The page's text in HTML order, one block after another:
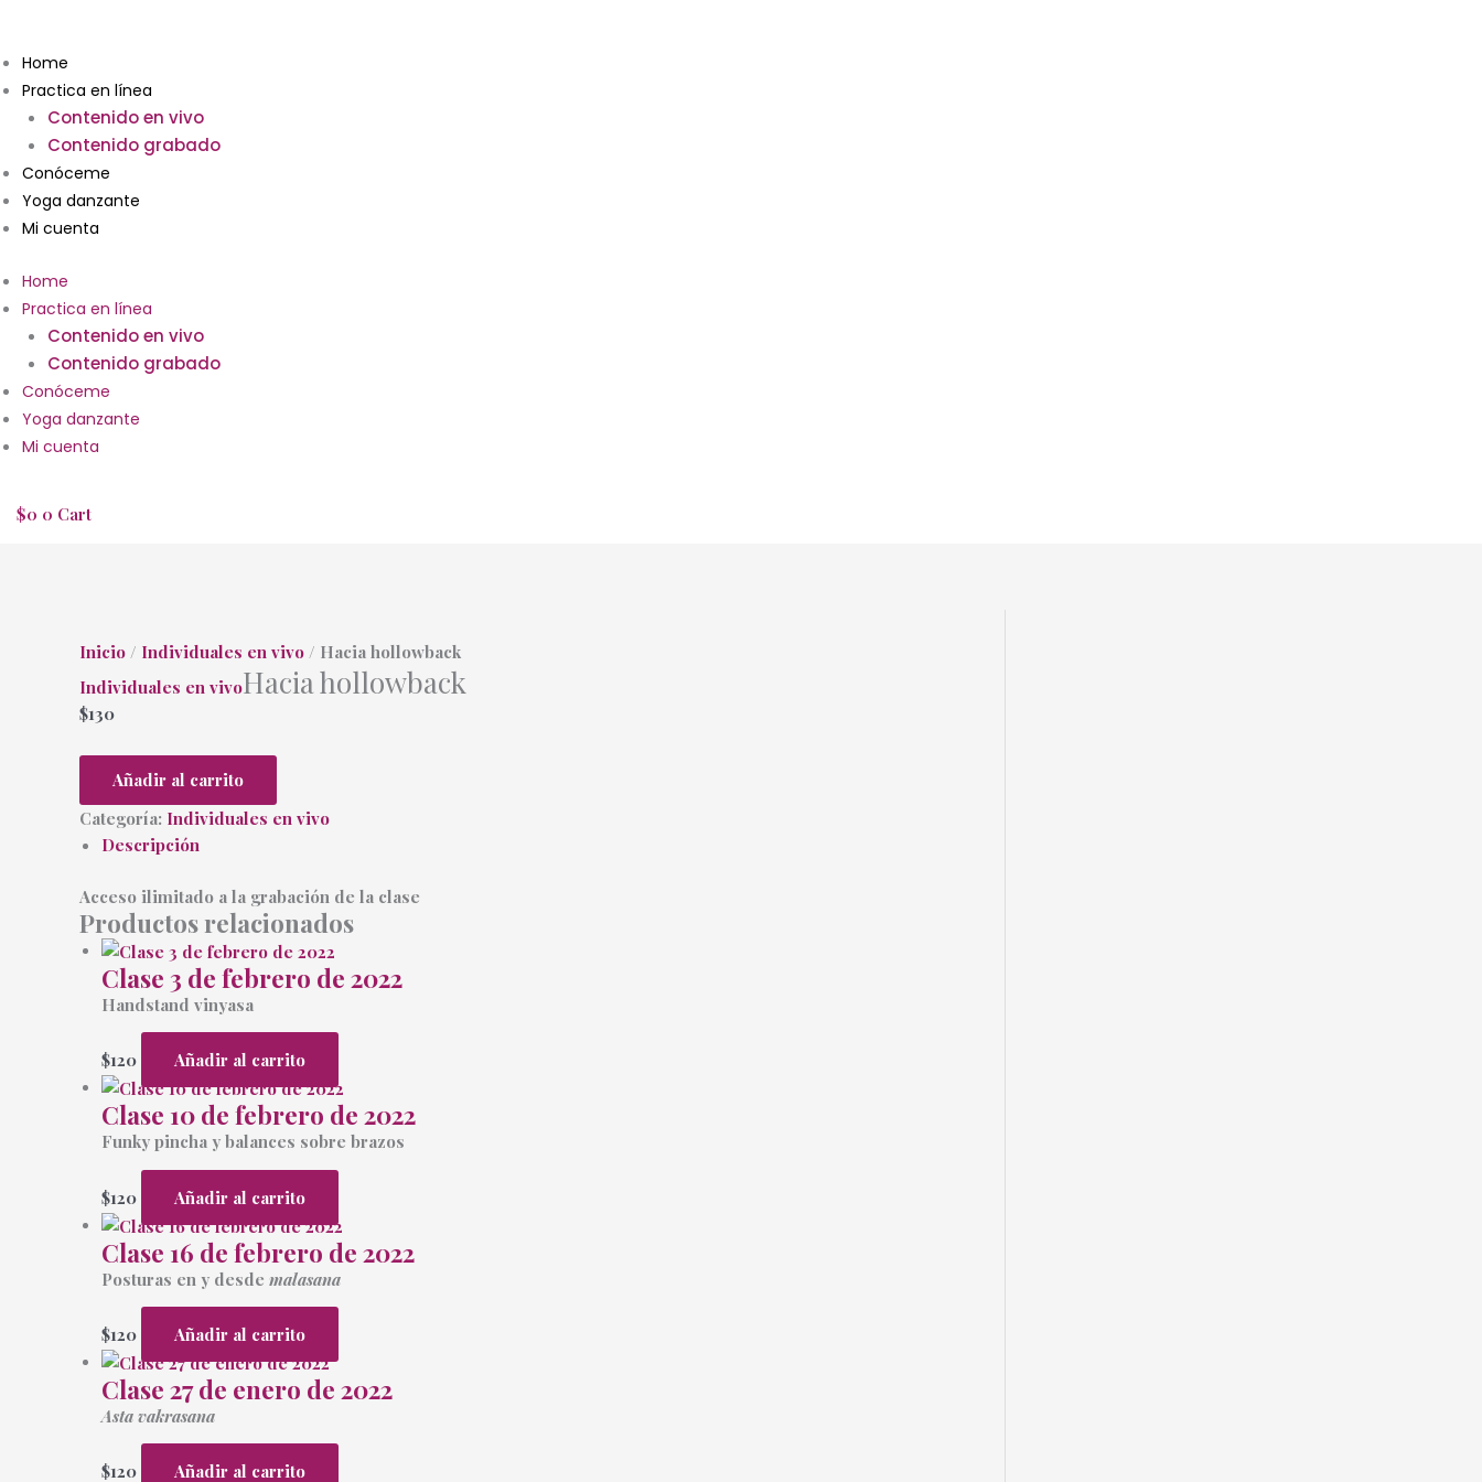
contenido
Home
Practica en línea
Contenido en vivo
Contenido grabado
Conóceme
Yoga danzante
Mi cuenta
Home
Practica en línea
Contenido en vivo
Contenido grabado
Conóceme
Yoga danzante
Mi cuenta
$0 0 Cart
Inicio / Individuales en vivo / Hacia hollowback
Individuales en vivoHacia hollowback
$130
Añadir al carrito
Categoría: Individuales en vivo
Descripción
Acceso ilimitado a la grabación de la clase
Productos relacionados
Clase 3 de febrero de 2022
Handstand vinyasa
$120 Añadir al carrito
Clase 10 de febrero de 2022
Funky pincha y balances sobre brazos
$120 Añadir al carrito
Clase 16 de febrero de 2022
Posturas en y desde malasana
$120 Añadir al carrito
Clase 27 de enero de 2022
Asta vakrasana
$120 Añadir al carrito